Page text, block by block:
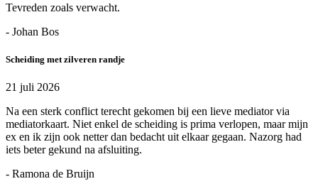
Tevreden zoals verwacht.
- Johan Bos
Scheiding met zilveren randje
21 juli 2026
Na een sterk conflict terecht gekomen bij een lieve mediator via
mediatorkaart. Niet enkel de scheiding is prima verlopen, maar mijn
ex en ik zijn ook netter dan bedacht uit elkaar gegaan. Nazorg had
iets beter gekund na afsluiting.
- Ramona de Bruijn